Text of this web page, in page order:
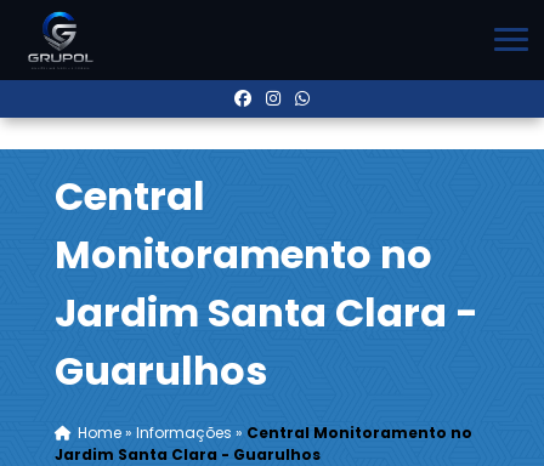
Central
Monitoramento no
Jardim Santa Clara -
Guarulhos
Home» Informações » Central Monitoramento no
Jardim Santa Clara - Guarulhos